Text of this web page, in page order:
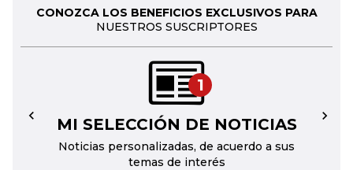
CONOZCA LOS BENEFICIOS EXCLUSIVOS PARA
NUESTROS SUSCRIPTORES
1
MI SELECCIÓN DE NOTICIAS
Noticias personalizadas, de acuerdo a sus
temas de interés
← →